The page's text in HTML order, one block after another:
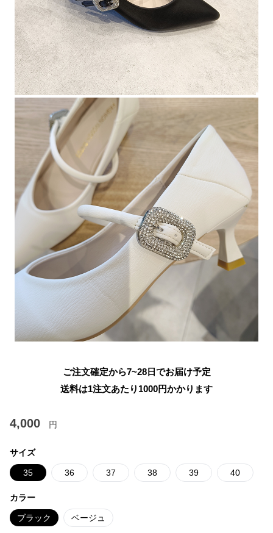
ご注文確定から7~28日でお届け予定
送料は1注文あたり 1000円かかります
4,000 円
サイズ
35 36 37 38 39 40
カラー
ブラック ベージュ